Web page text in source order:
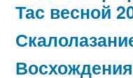
Тас весной